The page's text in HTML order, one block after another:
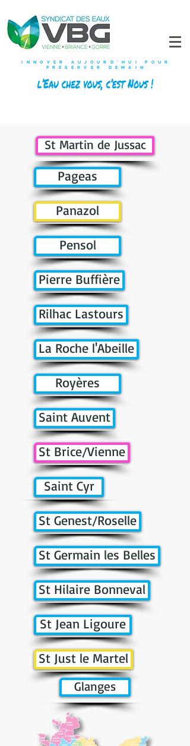
INNOVER AUJOURD'HUI POUR
PRESERVER DEMAIN
St Martin de Jussac
Pageas
Panazol
Pensol
Pierre Buffière
Rilhac Lastours
La Roche l'Abeille
Royères
Saint Auvent
St Brice/Vienne
Saint Cyr
St Genest/Roselle
St Germain les Belles
St Hilaire Bonneval
St Jean Ligoure
St Just le Martel
Glanges